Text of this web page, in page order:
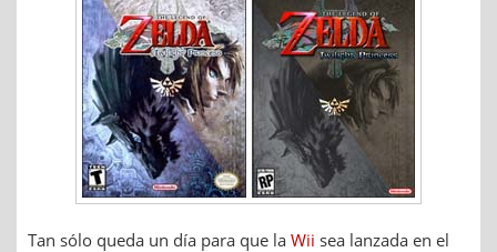
Tan sólo queda un día para que la Wii sea lanzada en el